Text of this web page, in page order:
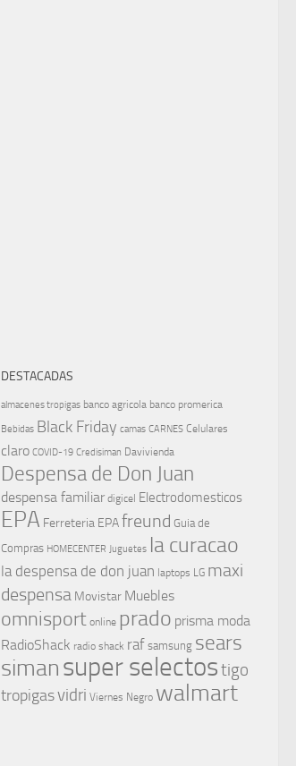
DESTACADAS
almacenes tropigas banco agricola banco promerica
Bebidas Black Friday camas CARNES Celulares
claro COVID-19 Credisiman Davivienda
Despensa de Don Juan
despensa familiar digicel Electrodomesticos
EPA Ferreteria EPAfreund Guia de
Compras HOMECENTER Juguetes la curacao
la despensa de don juan laptops LG maxi
despensa Movistar Muebles
omnisport online prado prisma moda
RadioShack radio shack raf samsung sears
simansuper selectostigo
tropigasvidri Viernes Negro walmart